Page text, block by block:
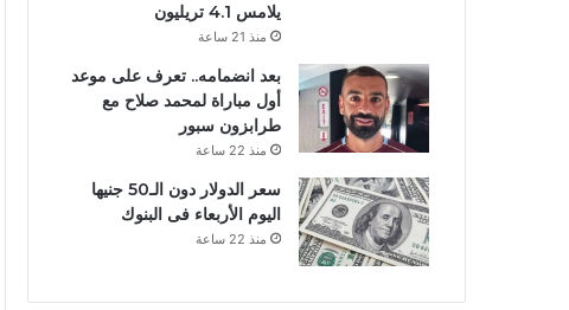
يلامس 4.1 تريليون
منذ 21 ساعة
بعد انضمامه.. تعرف على موعد
أول مباراة لمحمد صلاح مع
طرابزون سبور
منذ 22 ساعة
سعر الدولار دون الـ50 جنيها
اليوم الأربعاء فى البنوك
منذ 22 ساعة